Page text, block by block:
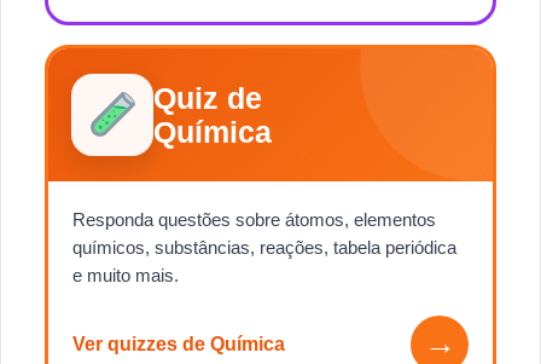
Quiz de
Química
Responda questões sobre átomos, elementos
químicos, substâncias, reações, tabela periódica
e muito mais.
Ver quizzes de Química →